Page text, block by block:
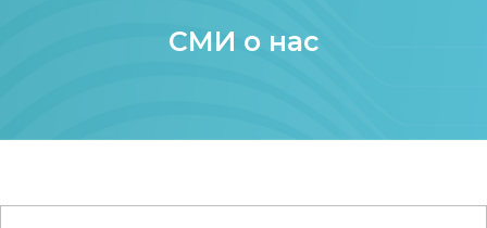
СМИ о нас